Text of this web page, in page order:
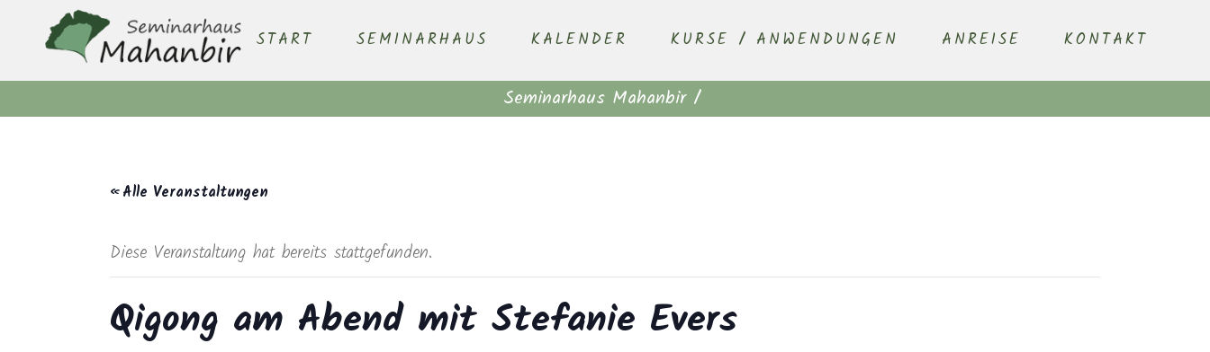
START SEMINARHAUS KALENDER KURSE / ANWENDUNGEN ANREISE KONTAKT
Seminarhaus Mahanbir/
« Alle Veranstaltungen
Diese Veranstaltung hat bereits stattgefunden.
Qigong am Abend mit Stefanie Evers